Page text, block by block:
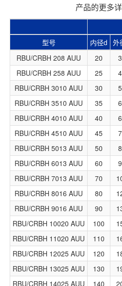
产品的更多
型号
内径d 外
RBU/CRBH 208 AUU
20
RBU/CRBH 258 AUU
25
RBU/CRBH 3010 AUU
30
RBU/CRBH 3510 AUU
35
RBU/CRBH 4010 AUU
40
RBU/CRBH 4510 AUU
45
RBU/CRBH 5013 AUU
50
RBU/CRBH 6013 AUU
60
RBU/CRBH 7013 AUU
70
RBU/CRBH 8016 AUU
80
RBU/CRBH 9016 AUU
90
RBU/CRBH 10020 AUU
100
RBU/CRBH 11020 AUU
110
RBU/CRBH 12025 AUU
120
RBU/CRBH 13025 AUU
130
RBU/CRBH 14025 AUU
140